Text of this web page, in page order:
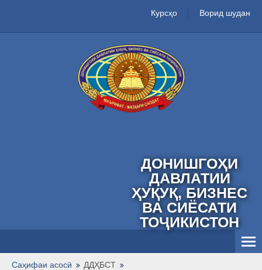
Курсҳо Ворид шудан
ДОНИШГОҲИ
ДАВЛАТИИ
ҲУҚУҚ, БИЗНЕС
ВА СИЁСАТИ
ТОҶИКИСТОН
Тоҷикӣ ‎(tj)‎
Саҳифаи асосӣ
ДДҲБСТ